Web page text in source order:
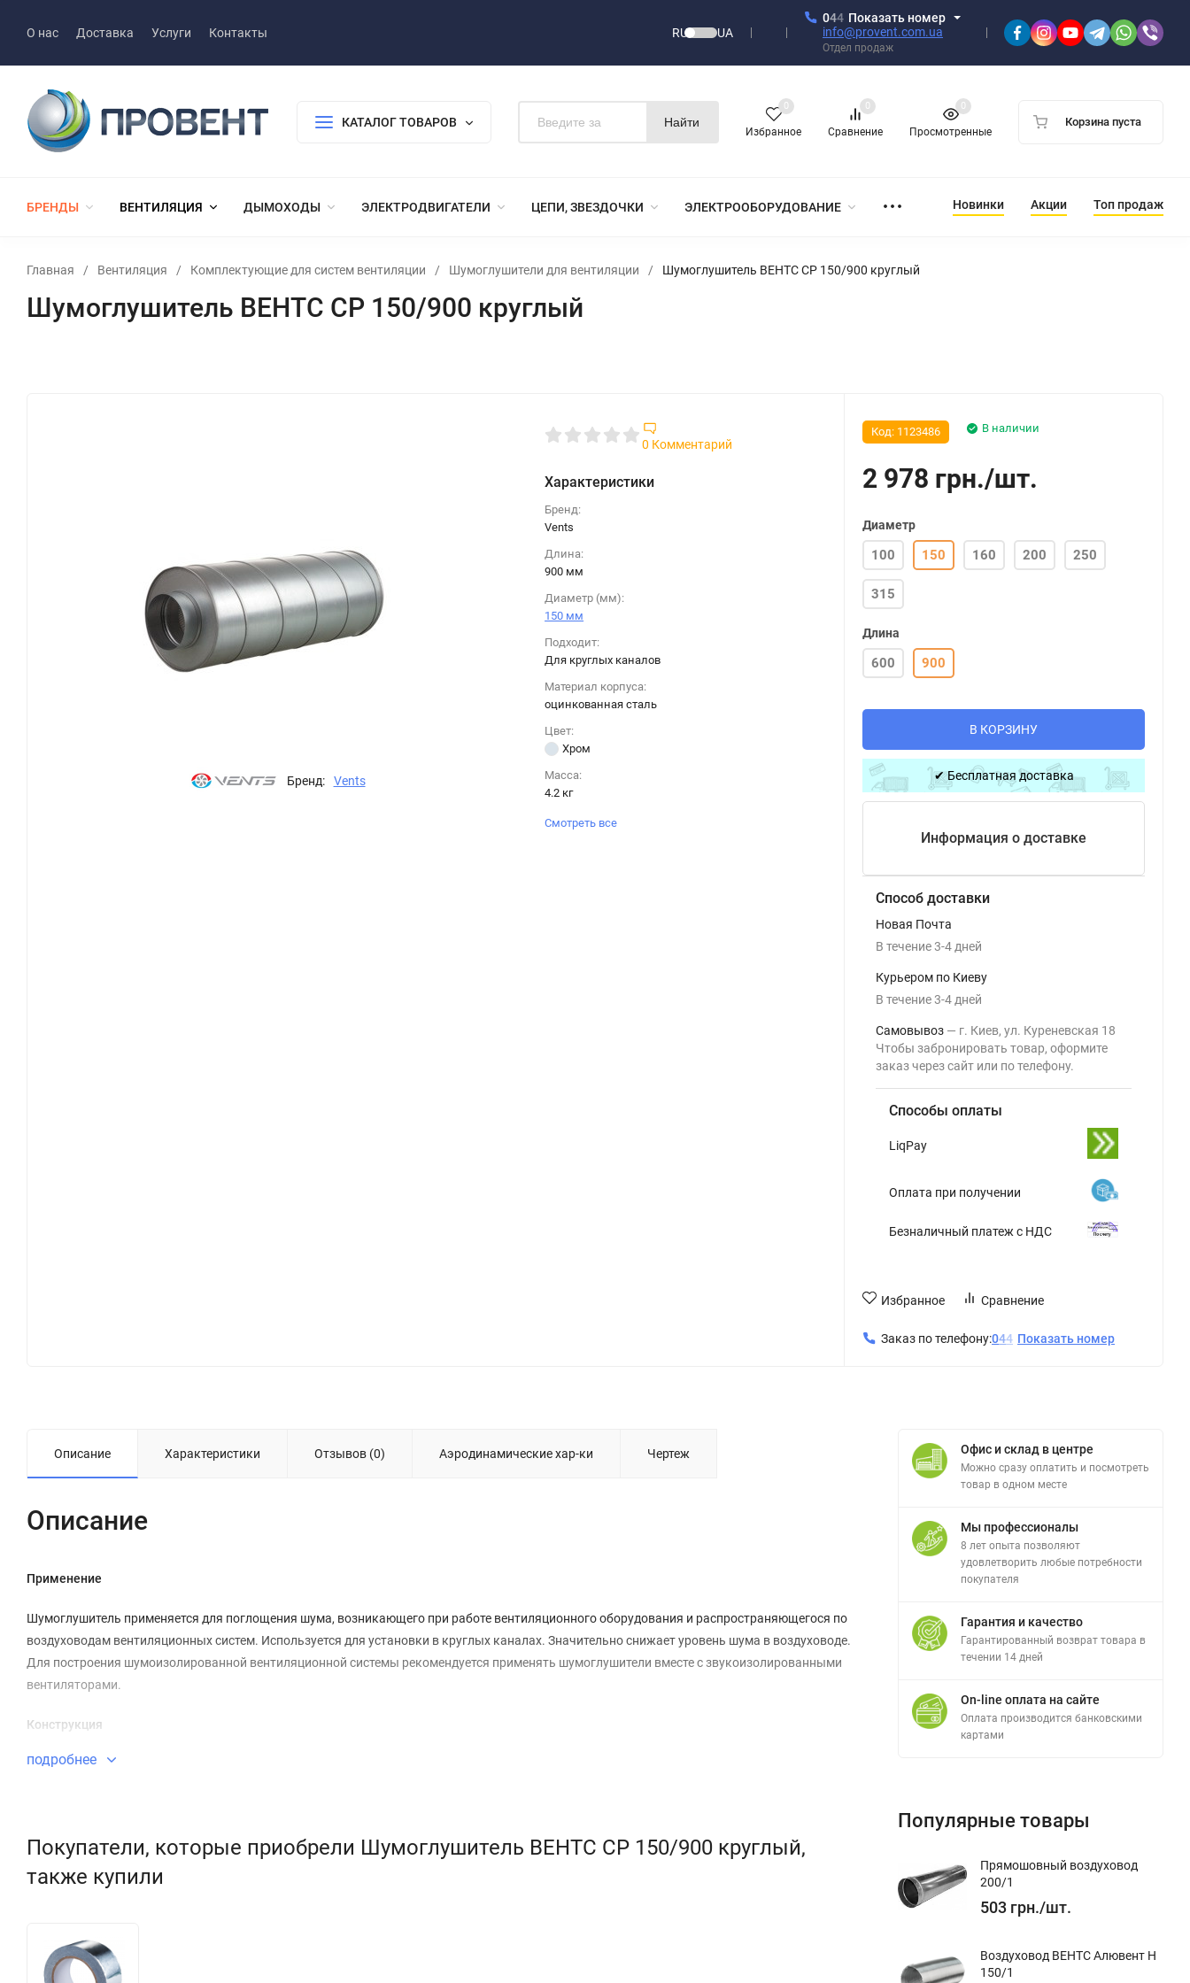
О нас Доставка Услуги Контакты RU UA
044 Показать номер
info@provent.com.ua
Отдел продаж
КАТАЛОГ ТОВАРОВ Найти
Избранное
0
Сравнение
0
Просмотренные
0
Корзина пуста
БРЕНДЫ ВЕНТИЛЯЦИЯ ДЫМОХОДЫ ЭЛЕКТРОДВИГАТЕЛИ ЦЕПИ, ЗВЕЗДОЧКИ ЭЛЕКТРООБОРУДОВАНИЕ Новинки Акции Топ продаж
Главная / Вентиляция / Комплектующие для систем вентиляции / Шумоглушители для вентиляции / Шумоглушитель ВЕНТС СР 150/900 круглый
Шумоглушитель ВЕНТС СР 150/900 круглый
Бренд: Vents
0 Комментарий
Характеристики
Бренд:
Vents
Длина:
900 мм
Диаметр (мм):
150 мм
Подходит:
Для круглых каналов
Материал корпуса:
оцинкованная сталь
Цвет:
Хром
Масса:
4.2 кг
Смотреть все
В наличии
Код: 1123486
2 978 грн./шт.
Диаметр
100 150 160 200 250
315
Длина
600 900
В КОРЗИНУ
✔ Бесплатная доставка
Информация о доставке
Способ доставки
Новая Почта
В течение3-4 дней
Курьером по Киеву
В течение3-4 дней
Самовывоз
г. Киев, ул. Куреневская 18
Чтобы забронировать товар, оформите
заказ через сайт или по телефону.
Способы оплаты
LiqPay
Оплата при получении
Безналичный платеж с НДС
Избранное Сравнение
Заказ по телефону:044 Показать номер
Описание Характеристики Отзывов (0) Аэродинамические хар-ки Чертеж
Описание
Применение
Шумоглушитель применяется для поглощения шума, возникающего при работе вентиляционного оборудования и распространяющегося по
воздуховодам вентиляционных систем. Используется для установки в круглых каналах. Значительно снижает уровень шума в воздуховоде.
Для построения шумоизолированной вентиляционной системы рекомендуется применять шумоглушители вместе с звукоизолированными
вентиляторами.
Конструкция
Изготовленный из оцинкованной стали корпус шумоглушителя
Монтаж
Шумоглушители возможно монтировать в любом положении. Лучшего эффекта шумопоглощения можно достичь посредством установки
подробнее
Покупатели, которые приобрели Шумоглушитель ВЕНТС СР 150/900 круглый,
также купили
Офис и склад в центре
Можно сразу оплатить и посмотреть
товар в одном месте
Мы профессионалы
8 лет опыта позволяют
удовлетворить любые потребности
покупателя
Гарантия и качество
Гарантированный возврат товара в
течении 14 дней
On-line оплата на сайте
Оплата производится банковскими
картами
Популярные товары
Прямошовный воздуховод
200/1
503 грн./шт.
Воздуховод ВЕНТС Алювент Н
150/1